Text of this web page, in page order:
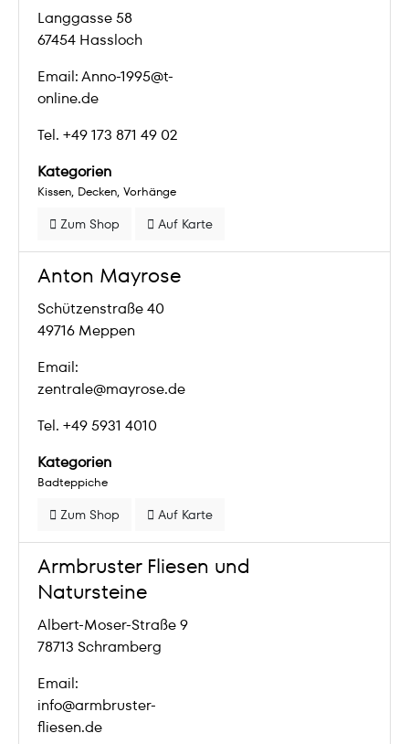
Langgasse 58
67454 Hassloch
Email: Anno-1995@t-
online.de
Tel. +49 173 871 49 02
Kategorien
Kissen Decken Vorhänge
Zum Shop Auf Karte
Anton Mayrose
Schützenstraße 40
49716 Meppen
Email:
zentrale@mayrose.de
Tel. +49 5931 4010
Kategorien
Badteppiche
Zum Shop Auf Karte
Armbruster Fliesen und
Natursteine
Albert-Moser-Straße 9
78713 Schramberg
Email:
info@armbruster-
fliesen.de